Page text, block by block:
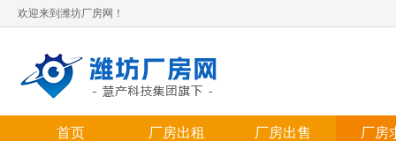
欢迎来到潍坊厂房网！
首页 厂房出租 厂房出售 厂房